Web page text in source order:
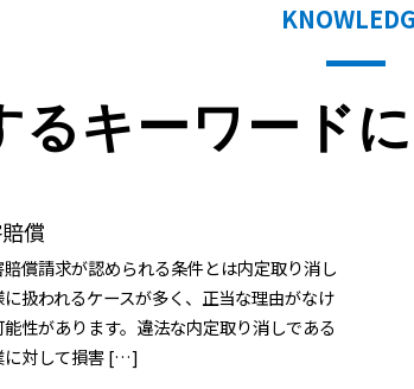
るキーワード
償
償請求が認められる条件とは内定取り消し
扱われるケースが多く、正当な理由がなけ
性があります。違法な内定取り消しである
に対して損害 […]